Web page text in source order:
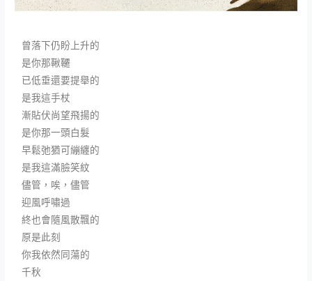
曾落下仍盼上升的
是你那鞦韆
已低垂還要提舉的
是我這手杖
漸貼伏尚望飛揚的
是你那一頭白髮
早鬆弛猶可繃纏的
是我這滿臉笑紋
儘管，唉，儘管
迎風呼嘯過
終也會隨風散飄的
原是此刻
你我依然同蕩的
千秋